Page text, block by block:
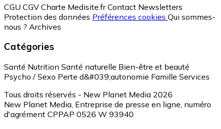
CGU CGV Charte Medisite.fr Contact Newsletters
Protection des données Préférences cookies Qui sommes-
nous ? Archives
Catégories
Santé Nutrition Santé naturelle Bien-être et beauté
Psycho / Sexo Perte d&#039;autonomie Famille Services
Tous droits réservés - New Planet Media 2026
New Planet Media, Entreprise de presse en ligne, numéro
d'agrément CPPAP 0526 W 93940